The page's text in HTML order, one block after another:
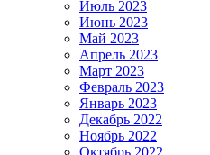
Июль 2023
Июнь 2023
Май 2023
Апрель 2023
Март 2023
Февраль 2023
Январь 2023
Декабрь 2022
Ноябрь 2022
Октябрь 2022